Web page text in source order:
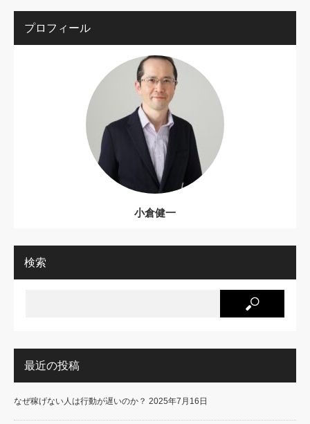
プロフィール
小倉健一
検索
最近の投稿
なぜ稼げない人は行動が遅いのか？ 2025年7月16日